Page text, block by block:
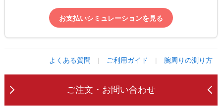
お支払いシミュレーションを見る
よくある質問 | ご利用ガイド | 腕周りの測り方
ご注文・お問い合わせ